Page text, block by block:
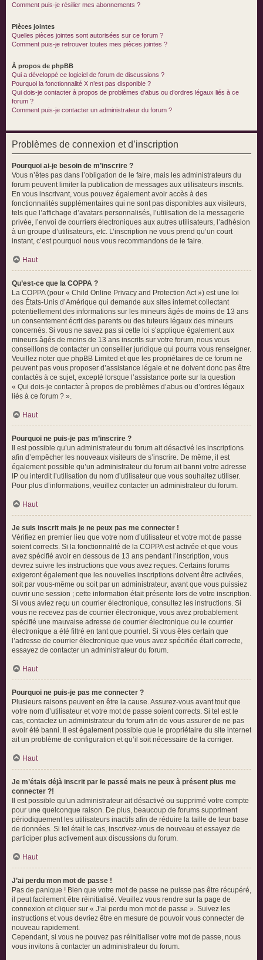
Comment puis-je résilier mes abonnements ?
Pièces jointes
Quelles pièces jointes sont autorisées sur ce forum ?
Comment puis-je retrouver toutes mes pièces jointes ?
À propos de phpBB
Qui a développé ce logiciel de forum de discussions ?
Pourquoi la fonctionnalité X n’est pas disponible ?
Qui dois-je contacter à propos de problèmes d’abus ou d’ordres légaux liés à ce
forum ?
Comment puis-je contacter un administrateur du forum ?
Problèmes de connexion et d’inscription
Pourquoi ai-je besoin de m’inscrire ?
Vous n’êtes pas dans l’obligation de le faire, mais les administrateurs du
forum peuvent limiter la publication de messages aux utilisateurs inscrits.
En vous inscrivant, vous pouvez également avoir accès à des
fonctionnalités supplémentaires qui ne sont pas disponibles aux visiteurs,
tels que l’affichage d’avatars personnalisés, l’utilisation de la messagerie
privée, l’envoi de courriers électroniques aux autres utilisateurs, l’adhésion
à un groupe d’utilisateurs, etc. L’inscription ne vous prend qu’un court
instant, c’est pourquoi nous vous recommandons de le faire.
Haut
Qu’est-ce que la COPPA ?
La COPPA (pour « Child Online Privacy and Protection Act ») est une loi
des États-Unis d’Amérique qui demande aux sites internet collectant
potentiellement des informations sur les mineurs âgés de moins de 13 ans
un consentement écrit des parents ou des tuteurs légaux des mineurs
concernés. Si vous ne savez pas si cette loi s’applique également aux
mineurs âgés de moins de 13 ans inscrits sur votre forum, nous vous
conseillons de contacter un conseiller juridique qui pourra vous renseigner.
Veuillez noter que phpBB Limited et que les propriétaires de ce forum ne
peuvent pas vous proposer d’assistance légale et ne doivent donc pas être
contactés à ce sujet, excepté lorsque l’assistance porte sur la question
« Qui dois-je contacter à propos de problèmes d’abus ou d’ordres légaux
liés à ce forum ? ».
Haut
Pourquoi ne puis-je pas m’inscrire ?
Il est possible qu’un administrateur du forum ait désactivé les inscriptions
afin d’empêcher les nouveaux visiteurs de s’inscrire. De même, il est
également possible qu’un administrateur du forum ait banni votre adresse
IP ou interdit l’utilisation du nom d’utilisateur que vous souhaitez utiliser.
Pour plus d’informations, veuillez contacter un administrateur du forum.
Haut
Je suis inscrit mais je ne peux pas me connecter !
Vérifiez en premier lieu que votre nom d’utilisateur et votre mot de passe
soient corrects. Si la fonctionnalité de la COPPA est activée et que vous
avez spécifié avoir en dessous de 13 ans pendant l’inscription, vous
devrez suivre les instructions que vous avez reçues. Certains forums
exigeront également que les nouvelles inscriptions doivent être activées,
soit par vous-même ou soit par un administrateur, avant que vous puissiez
ouvrir une session ; cette information était présente lors de votre inscription.
Si vous aviez reçu un courrier électronique, consultez les instructions. Si
vous ne recevez pas de courrier électronique, vous avez probablement
spécifié une mauvaise adresse de courrier électronique ou le courrier
électronique a été filtré en tant que pourriel. Si vous êtes certain que
l’adresse de courrier électronique que vous avez spécifiée était correcte,
essayez de contacter un administrateur du forum.
Haut
Pourquoi ne puis-je pas me connecter ?
Plusieurs raisons peuvent en être la cause. Assurez-vous avant tout que
votre nom d’utilisateur et votre mot de passe soient corrects. Si tel est le
cas, contactez un administrateur du forum afin de vous assurer de ne pas
avoir été banni. Il est également possible que le propriétaire du site internet
ait un problème de configuration et qu’il soit nécessaire de la corriger.
Haut
Je m’étais déjà inscrit par le passé mais ne peux à présent plus me
connecter ?!
Il est possible qu’un administrateur ait désactivé ou supprimé votre compte
pour une quelconque raison. De plus, beaucoup de forums suppriment
périodiquement les utilisateurs inactifs afin de réduire la taille de leur base
de données. Si tel était le cas, inscrivez-vous de nouveau et essayez de
participer plus activement aux discussions du forum.
Haut
J’ai perdu mon mot de passe !
Pas de panique ! Bien que votre mot de passe ne puisse pas être récupéré,
il peut facilement être réinitialisé. Veuillez vous rendre sur la page de
connexion et cliquer sur « J’ai perdu mon mot de passe ». Suivez les
instructions et vous devriez être en mesure de pouvoir vous connecter de
nouveau rapidement.
Cependant, si vous ne pouvez pas réinitialiser votre mot de passe, nous
vous invitons à contacter un administrateur du forum.